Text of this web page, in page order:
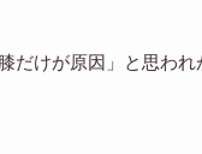
だけが原因」と思われ